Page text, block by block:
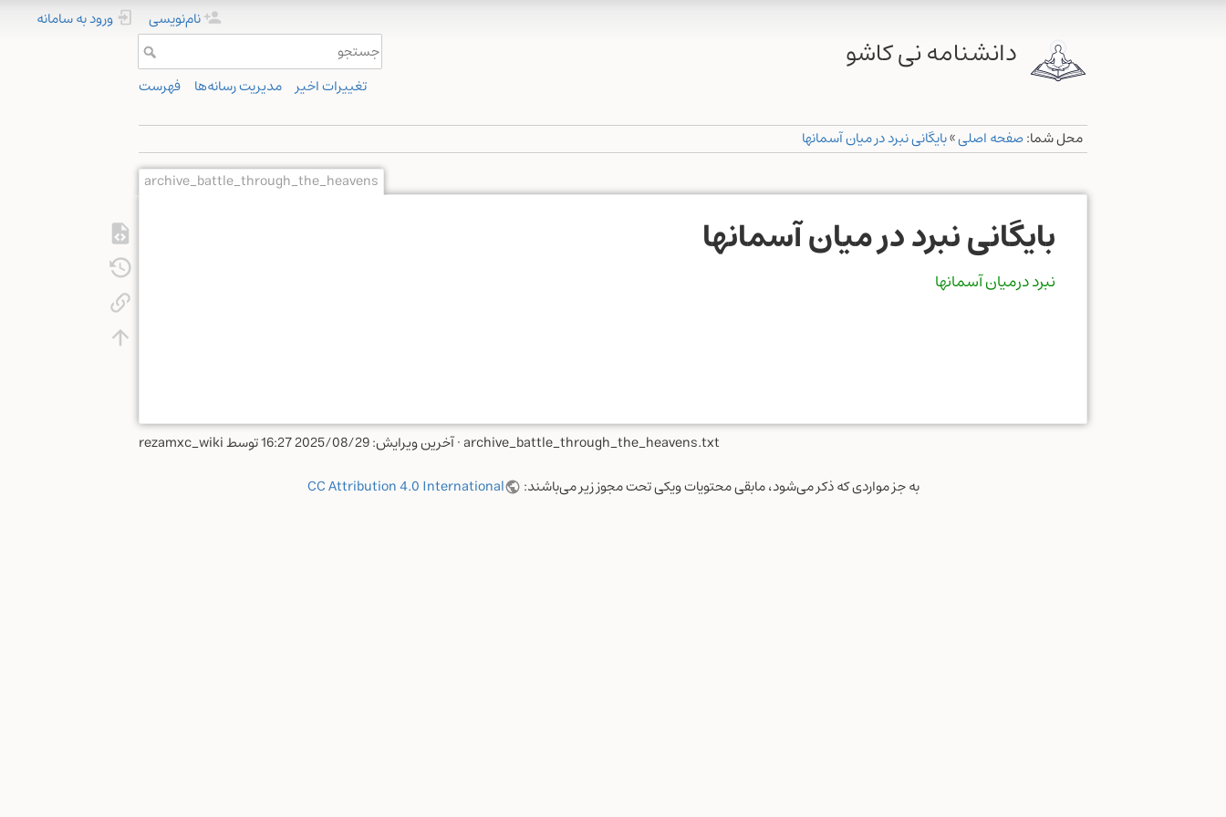
دانشنامه نی کاشو
نام‌نویسی ورود به سامانه
تغییرات اخیر مدیریت رسانه‌ها فهرست
محل شما:صفحه اصلی»بایگانی نبرد در میان آسمانها
archive_battle_through_the_heavens
بایگانی نبرد در میان آسمانها
نبرد درمیان آسمانها
archive_battle_through_the_heavens.txt· آخرین ویرایش:2025/08/29 16:27 توسطrezamxc_wiki
به جز مواردی که ذکر می‌شود، مابقی محتویات ویکی تحت مجوز زیر می‌باشند:
CC Attribution 4.0 International